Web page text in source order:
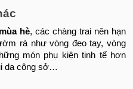
hè, các chàng trai nên hạn
rà như vòng đeo tay, vòng
món phụ kiện tinh tế hơn
da công sở…